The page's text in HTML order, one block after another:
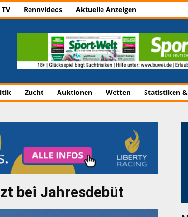
Rennvideos Aktuelle Anzeigen
Zucht Auktionen Wetten Statistiken
bei Jahresdebüt